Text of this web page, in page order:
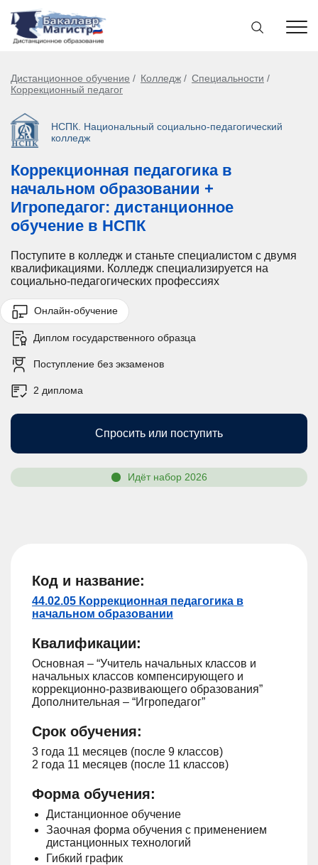
Дистанционное обучение Колледж
Специальности
Коррекционный педагог
НСПК. Национальный социально-педагогический
колледж
Коррекционная педагогика в
начальном образовании +
Игропедагог: дистанционное
обучение в НСПК
Поступите в колледж и станьте специалистом с двумя
квалификациями. Колледж специализируется на
социально-педагогических профессиях
Онлайн-обучение
Диплом государственного образца
Поступление без экзаменов
2 диплома
Спросить или поступить
Идёт набор 2026
Код и название:
44.02.05 Коррекционная педагогика в
начальном образовании
Квалификации:
Основная – “Учитель начальных классов и
начальных классов компенсирующего и
коррекционно-развивающего образования”
Дополнительная – “Игропедагог”
Срок обучения:
3 года 11 месяцев (после 9 классов)
2 года 11 месяцев (после 11 классов)
Форма обучения:
Дистанционное обучение
Заочная форма обучения с применением
дистанционных технологий
Гибкий график